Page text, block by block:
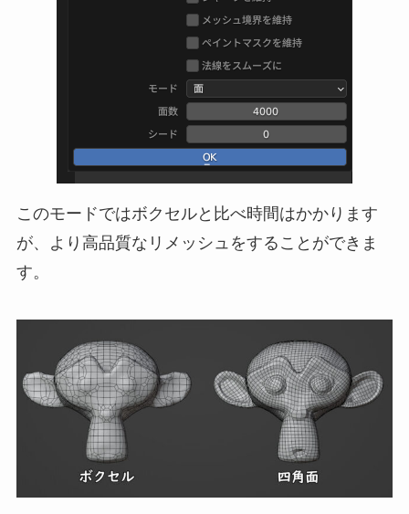
このモードではボクセルと比べ時間はかかります
が、より高品質なリメッシュをすることができま
す。